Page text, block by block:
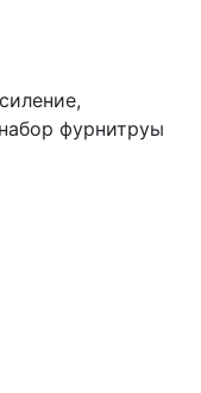
фурнитруы